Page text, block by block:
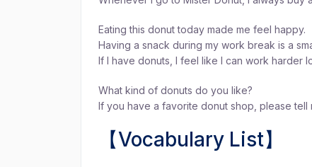
Eating this donut today made me feel happy.
Having a snack during my work break is a
If I have donuts, I feel like I can work harder
What kind of donuts do you like?
If you have a favorite donut shop, please tell
【Vocabulary List】